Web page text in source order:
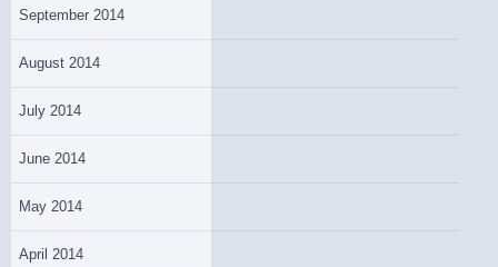
September 2014
August 2014
July 2014
June 2014
May 2014
April 2014